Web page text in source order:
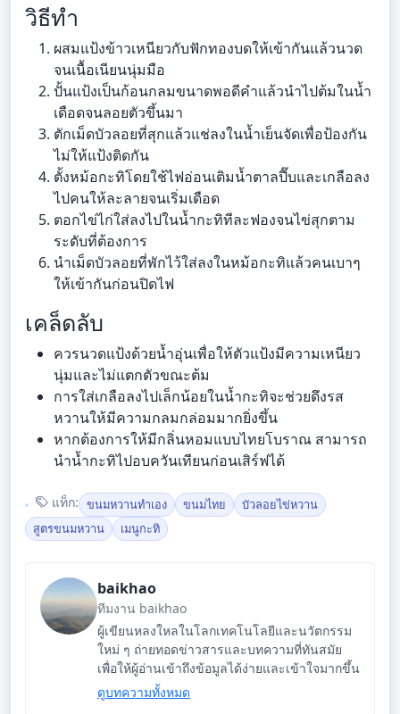
วิธีทำ
ผสมแป้งข้าวเหนียวกับฟักทองบดให้เข้ากันแล้วนวด
จนเนื้อเนียนนุ่มมือ
ปั้นแป้งเป็นก้อนกลมขนาดพอดีคำแล้วนำไปต้มในน้ำ
เดือดจนลอยตัวขึ้นมา
ตักเม็ดบัวลอยที่สุกแล้วแช่ลงในน้ำเย็นจัดเพื่อป้องกัน
ไม่ให้แป้งติดกัน
ตั้งหม้อกะทิโดยใช้ไฟอ่อนเติมน้ำตาลปี๊บและเกลือลง
ไปคนให้ละลายจนเริ่มเดือด
ตอกไข่ไก่ใส่ลงไปในน้ำกะทิทีละฟองจนไข่สุกตาม
ระดับที่ต้องการ
นำเม็ดบัวลอยที่พักไว้ใส่ลงในหม้อกะทิแล้วคนเบาๆ
ให้เข้ากันก่อนปิดไฟ
เคล็ดลับ
ควรนวดแป้งด้วยน้ำอุ่นเพื่อให้ตัวแป้งมีความเหนียว
นุ่มและไม่แตกตัวขณะต้ม
การใส่เกลือลงไปเล็กน้อยในน้ำกะทิจะช่วยดึงรส
หวานให้มีความกลมกล่อมมากยิ่งขึ้น
หากต้องการให้มีกลิ่นหอมแบบไทยโบราณ สามารถ
นำน้ำกะทิไปอบควันเทียนก่อนเสิร์ฟได้
แท็ก: ขนมหวานทำเอง ขนมไทย
บัวลอยไข่หวาน
สูตรขนมหวาน
เมนูกะทิ
baikhao
ทีมงาน baikhao
ผู้เขียนหลงใหลในโลกเทคโนโลยีและนวัตกรรม
ใหม่ ๆ ถ่ายทอดข่าวสารและบทความที่ทันสมัย
เพื่อให้ผู้อ่านเข้าถึงข้อมูลได้ง่ายและเข้าใจมากขึ้น
ดูบทความทั้งหมด